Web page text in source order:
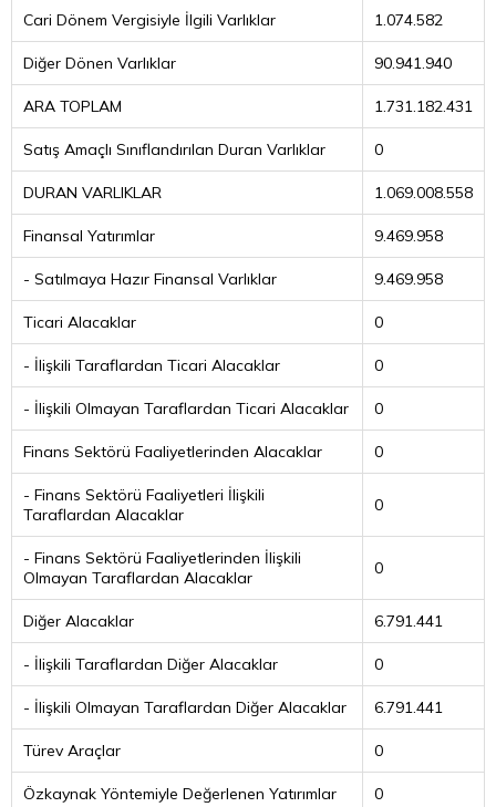
Cari Dönem Vergisiyle İlgili Varlıklar 1.074.582
Diğer Dönen Varlıklar 90.941.940
ARA TOPLAM 1.731.182.431
Satış Amaçlı Sınıflandırılan Duran Varlıklar 0
DURAN VARLIKLAR 1.069.008.558
Finansal Yatırımlar 9.469.958
- Satılmaya Hazır Finansal Varlıklar 9.469.958
Ticari Alacaklar 0
- İlişkili Taraflardan Ticari Alacaklar 0
- İlişkili Olmayan Taraflardan Ticari Alacaklar 0
Finans Sektörü Faaliyetlerinden Alacaklar 0
- Finans Sektörü Faaliyetleri İlişkili
Taraflardan Alacaklar
0
- Finans Sektörü Faaliyetlerinden İlişkili
Olmayan Taraflardan Alacaklar
0
Diğer Alacaklar 6.791.441
- İlişkili Taraflardan Diğer Alacaklar 0
- İlişkili Olmayan Taraflardan Diğer Alacaklar 6.791.441
Türev Araçlar 0
Özkaynak Yöntemiyle Değerlenen Yatırımlar 0